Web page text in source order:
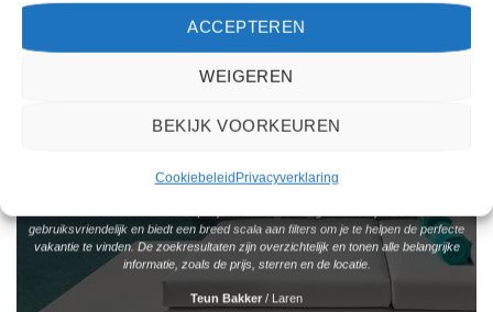
ACCEPTEREN
WEIGEREN
BEKIJK VOORKEUREN
CookiebeleidPrivacyverklaring
gebruiksvriendelijk en biedt een breed scala aan filters om je te helpen de perfecte
vakantie te vinden. De zoekresultaten zijn overzichtelijk en tonen alle belangrijke
informatie, zoals de prijs, sterren en de locatie.
Teun Bakker / Laren